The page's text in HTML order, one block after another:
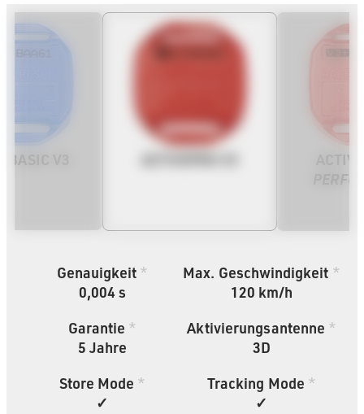
V3
Genauigkeit *
0,004 s
Max. Geschwindigkeit *
120 km/h
Garantie *
5 Jahre
Aktivierungsantenne *
3D
Store Mode *
✓
Tracking Mode *
✓